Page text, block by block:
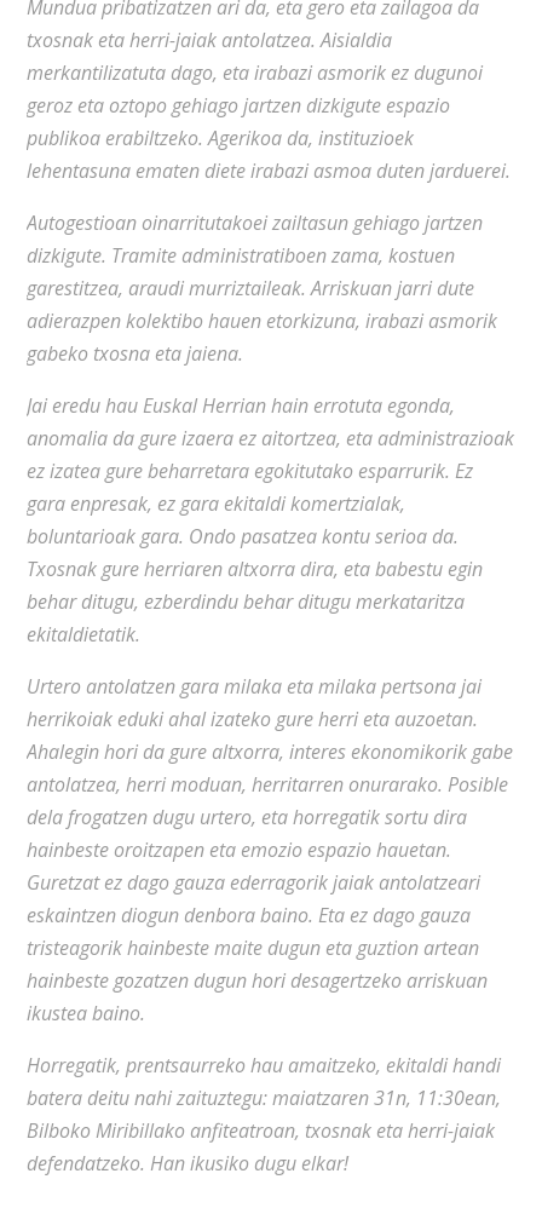
Mundua pribatizatzen ari da, eta gero eta zailagoa da
txosnak eta herri-jaiak antolatzea. Aisialdia
merkantilizatuta dago, eta irabazi asmorik ez dugunoi
geroz eta oztopo gehiago jartzen dizkigute espazio
publikoa erabiltzeko. Agerikoa da, instituzioek
lehentasuna ematen diete irabazi asmoa duten jarduerei.
Autogestioan oinarritutakoei zailtasun gehiago jartzen
dizkigute. Tramite administratiboen zama, kostuen
garestitzea, araudi murriztaileak. Arriskuan jarri dute
adierazpen kolektibo hauen etorkizuna, irabazi asmorik
gabeko txosna eta jaiena.
Jai eredu hau Euskal Herrian hain errotuta egonda,
anomalia da gure izaera ez aitortzea, eta administrazioak
ez izatea gure beharretara egokitutako esparrurik. Ez
gara enpresak, ez gara ekitaldi komertzialak,
boluntarioak gara. Ondo pasatzea kontu serioa da.
Txosnak gure herriaren altxorra dira, eta babestu egin
behar ditugu, ezberdindu behar ditugu merkataritza
ekitaldietatik.
Urtero antolatzen gara milaka eta milaka pertsona jai
herrikoiak eduki ahal izateko gure herri eta auzoetan.
Ahalegin hori da gure altxorra, interes ekonomikorik gabe
antolatzea, herri moduan, herritarren onurarako. Posible
dela frogatzen dugu urtero, eta horregatik sortu dira
hainbeste oroitzapen eta emozio espazio hauetan.
Guretzat ez dago gauza ederragorik jaiak antolatzeari
eskaintzen diogun denbora baino. Eta ez dago gauza
tristeagorik hainbeste maite dugun eta guztion artean
hainbeste gozatzen dugun hori desagertzeko arriskuan
ikustea baino.
Horregatik, prentsaurreko hau amaitzeko, ekitaldi handi
batera deitu nahi zaituztegu: maiatzaren 31n, 11:30ean,
Bilboko Miribillako anfiteatroan, txosnak eta herri-jaiak
defendatzeko. Han ikusiko dugu elkar!